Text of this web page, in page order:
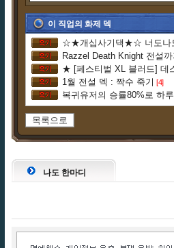
이 직업의 화제 덱
Razzel Death Knight 전설
1월 전설 덱 : 짝수 죽기 [4]
복귀유저의 승률80%로 하
목록으로
나도 한마디